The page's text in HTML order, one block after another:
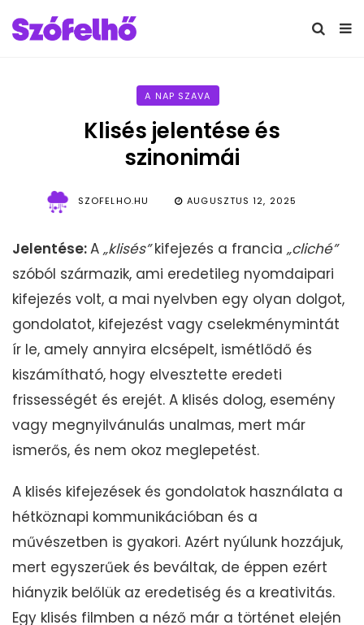
A NAP SZAVA
Klisés jelentése és
szinonimái
SZOFELHO.HU AUGUSZTUS 12, 2025
Jelentése:A „klisés”kifejezés a francia „cliché”
szóból származik, ami eredetileg nyomdaipari
kifejezés volt, a mai nyelvben egy olyan dolgot,
gondolatot, kifejezést vagy cselekménymintát
ír le, amely annyira elcsépelt, ismétlődő és
kiszámítható, hogy elvesztette eredeti
frissességét és erejét. A klisés dolog, esemény
vagy megnyilvánulás unalmas, mert már
ismerős, és nem okoz meglepetést.
A klisés kifejezések és gondolatok használata a
hétköznapi kommunikációban és a
művészetben is gyakori. Azért nyúlunk hozzájuk,
mert egyszerűek és beváltak, de éppen ezért
hiányzik belőlük az eredetiség és a kreativitás.
Egy klisés filmben a néző már a történet elején